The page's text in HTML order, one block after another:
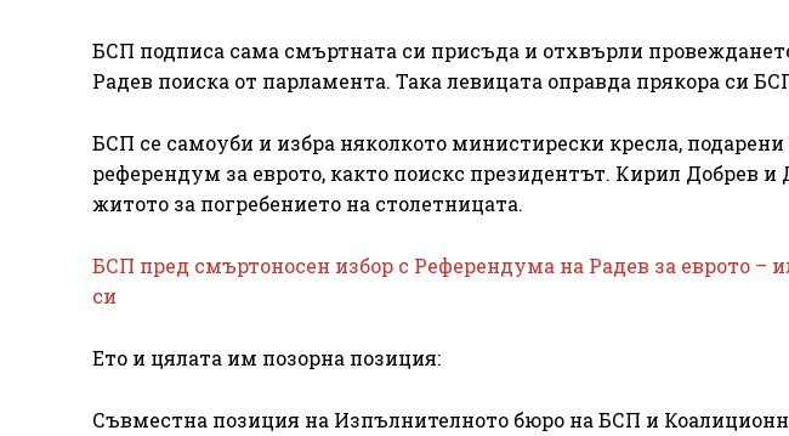
БСП подписа сама смъртната си присъда и отхвърли
Радев поиска от парламента. Така левицата оправда прякора си
БСП се самоуби и избра няколкото министирески кресла,
референдум за еврото, както поискс президентът. Кирил Добрев и
житото за погребението на столетницата.
БСП пред смъртоносен избор с Референдума на Радев за еврото –
си
Ето и цялата им позорна позиция:
Съвместна позиция на Изпълнителното бюро на БСП и